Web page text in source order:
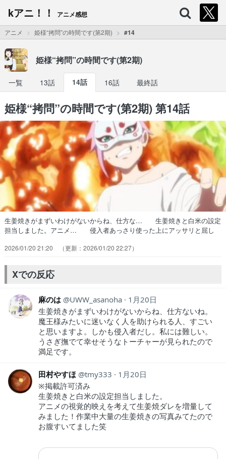
kアニ！！ アニメ感想
アニメ 姫様“拷問”の時間です(第2期) #14
姫様“拷問”の時間です(第2期)
一覧 13話 14話 16話 最終話
姫様“拷問”の時間です(第2期) 第14話
生姜焼きがまずいわけがないからね、仕方な… 生姜焼きと白米の設定
担当しました。アニメ… 侵入者あっさり使った上にアッサリと屈し
うさぎ好きなのはシーズン1で… グヘヘ要員追加ですか？はい、毒入
暗殺しに侵入してきたのはかつて姫を… ブログを投稿しました。そし
て癒される兎登… 第二原画で参加させていただきました。よろ…
2026/01/20 21:20 2026/01/20 22:27
Xでの反応
麻のは UWW_asanoha
1月20日
生姜焼きがまずいわけがないからね、仕方ないね。
魔王様みたいに迷いなく人を助けられる人、すごい
と思いますよ。しかも侵入者だし。私には難しい。
うさぎ撫でて幸せそうなトーチャーが見られたので
満足です。
田村やすほ tmy333
1月20日
※掲載許可済み
生姜焼きと白米の設定担当しました。
アニメの視覚的映えを考えて生姜焼ダレを増量して
みました！作業中大量の生姜焼きの写真みてたので
お腹すいてました笑